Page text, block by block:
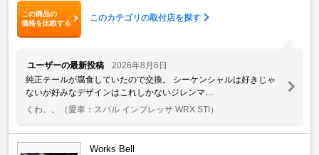
この商品の
価格を比較する
このカテゴリの取付店を探す
ユーザーの最新投稿
2026年8月6日
純正テールが腐食していたので交換。 シーケンシャルは好きじゃ
ないが好みなデザインはこれしかないジレンマ…
くわ。。
（愛車：スバル インプレッサ WRX STI）
Works Bell